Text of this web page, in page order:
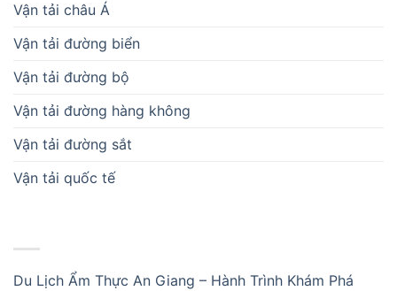
Vận tải châu Á
Vận tải đường biển
Vận tải đường bộ
Vận tải đường hàng không
Vận tải đường sắt
Vận tải quốc tế
Du Lịch Ẩm Thực An Giang – Hành Trình Khám Phá